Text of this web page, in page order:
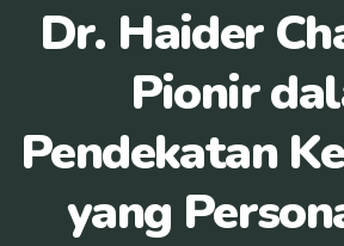
Dr. Haider
Pionir
Pendekatan
yang